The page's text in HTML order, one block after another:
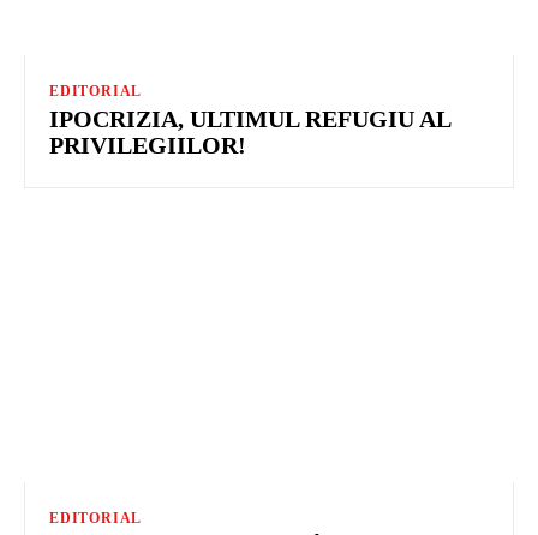
EDITORIAL
IPOCRIZIA, ULTIMUL REFUGIU AL
PRIVILEGIILOR!
EDITORIAL